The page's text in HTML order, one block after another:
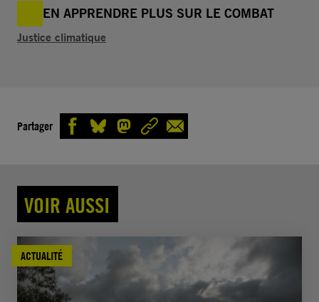
EN APPRENDRE PLUS SUR LE COMBAT
Justice climatique
Partager
VOIR AUSSI
ACTUALITÉ